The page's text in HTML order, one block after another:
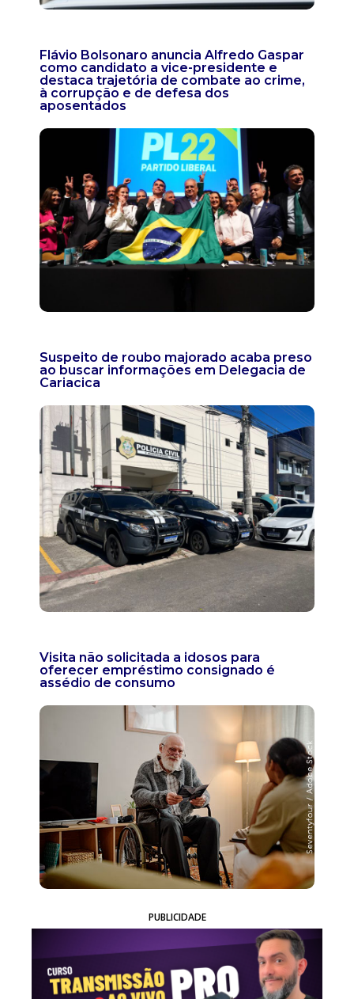
Flávio Bolsonaro anuncia Alfredo Gaspar
como candidato a vice-presidente e
destaca trajetória de combate ao crime,
à corrupção e de defesa dos
aposentados
Suspeito de roubo majorado acaba preso
ao buscar informações em Delegacia de
Cariacica
Visita não solicitada a idosos para
oferecer empréstimo consignado é
assédio de consumo
PUBLICIDADE